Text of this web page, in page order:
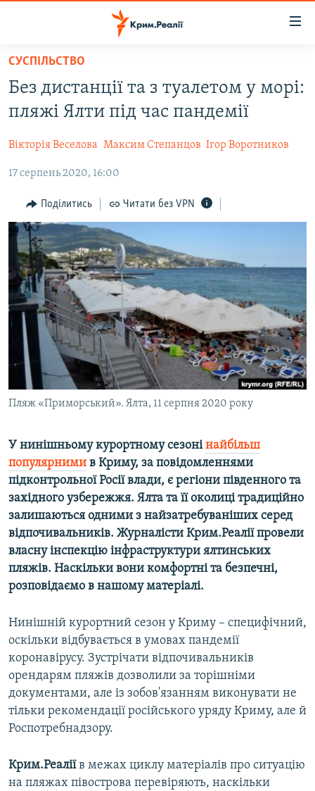
Перейти
основного
матеріалу
до
навігації
Перейти
пошуку
ВОДА.КРИМ
ПОЛІТИКА
БЛОГИ
ПОГЛЯД
ІНТЕРВ'Ю
ВСЕ ЗА ДЕНЬ
СПЕЦПРОЕКТИ
ДЕПОРТАЦІЯ
ВІДЕОУРОКИ «ELIFBE»
СВІДЧЕННЯ ОКУПАЦІЇ
УКРАЇНСЬКА ПРОБЛЕМА КРИМУ
ІНФОГРАФІКА
ЯК ОБІЙТИ БЛОКУВАННЯ
Русский
Qırımtatar
ДОЛУЧАЙСЯ!
Усі сайти RFE/RL
СУСПІЛЬСТВО
Без дистанції та з туалетом у морі:
пляжі Ялти під час пандемії
Вікторія Веселова Максим Степанцов Ігор Воротников
17 серпень 2020, 16:00
Поділитись Читати без VPN
Пляж «Приморський». Ялта, 11 серпня 2020 року
У нинішньому курортному сезонінайбільш
популярними в Криму, за повідомленнями
підконтрольної Росії влади, є регіони південного та
західного узбережжя. Ялта та її околиці традиційно
залишаються одними з найзатребуваніших серед
відпочивальників. Журналісти Крим.Реалії провели
власну інспекцію інфраструктури ялтинських
пляжів. Наскільки вони комфортні та безпечні,
розповідаємо в нашому матеріалі.
Нинішній курортний сезон у Криму – специфічний,
оскільки відбувається в умовах пандемії
коронавірусу. Зустрічати відпочивальників
орендарям пляжів дозволили за торішніми
документами, але із зобов'язанням виконувати не
тільки рекомендації російського уряду Криму, але й
Роспотребнадзору.
Крим.Реаліїв межах циклу матеріалів про ситуацію
на пляжах півострова перевіряють, наскільки